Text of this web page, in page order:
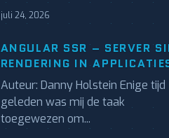
juli 24, 2026
ANGULAR SSR – SERVER
RENDERING IN
Auteur: Danny Holstein Enige tijd
geleden was mij de taak
toegewezen om...